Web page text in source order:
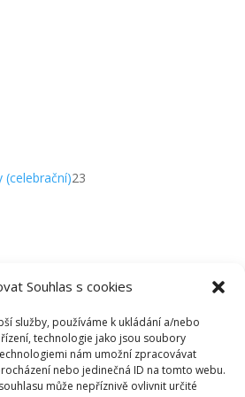
Souhlas s cookies
služby, používáme k ukládání a/nebo
technologie jako jsou soubory
nám umožní zpracovávat
nebo jedinečná ID na tomto webu.
může nepříznivě ovlivnit určité
(celebrační)2323